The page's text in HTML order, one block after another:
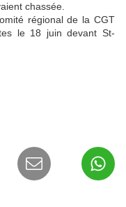
chassée.
régional de la CGT
le 18 juin devant St-